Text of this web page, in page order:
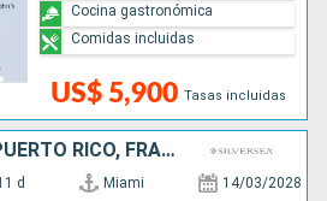
US$ 5,900 Tasas incluidas
Cocina gastronómica
Comidas incluidas
ESTADOS UNIDOS, PUERTO RICO, FRANCIA, ANTIGUA Y BARBUDA
d Miami 14/03/2028